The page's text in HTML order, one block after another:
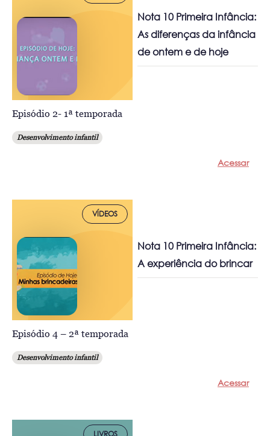
Nota 10 Primeira Infância:
As diferenças da infância
de ontem e de hoje
Episódio 2- 1ª temporada
Desenvolvimento infantil
Acessar
VÍDEOS
Nota 10 Primeira Infância:
A experiência do brincar
Episódio 4 – 2ª temporada
Desenvolvimento infantil
Acessar
LIVROS